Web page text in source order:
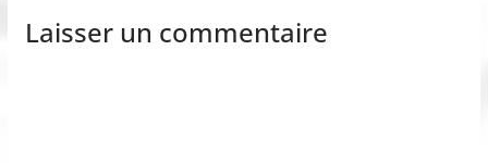
Laisser un commentaire